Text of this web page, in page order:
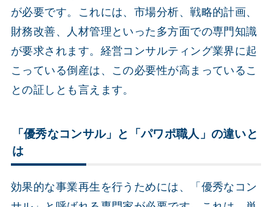
が必要です。これには、市場分析、戦略的計画、
財務改善、人材管理といった多方面での専門知識
が要求されます。経営コンサルティング業界に起
こっている倒産は、この必要性が高まっているこ
との証しとも言えます。
「優秀なコンサル」と「パワポ職人」の違いと
は
効果的な事業再生を行うためには、「優秀なコン